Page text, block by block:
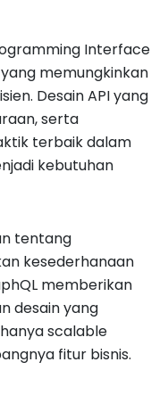
Interface
memungkinkan
Desain API yang
serta
terbaik dalam
kebutuhan
tentang
kesederhanaan
memberikan
desain yang
scalable
fitur bisnis.